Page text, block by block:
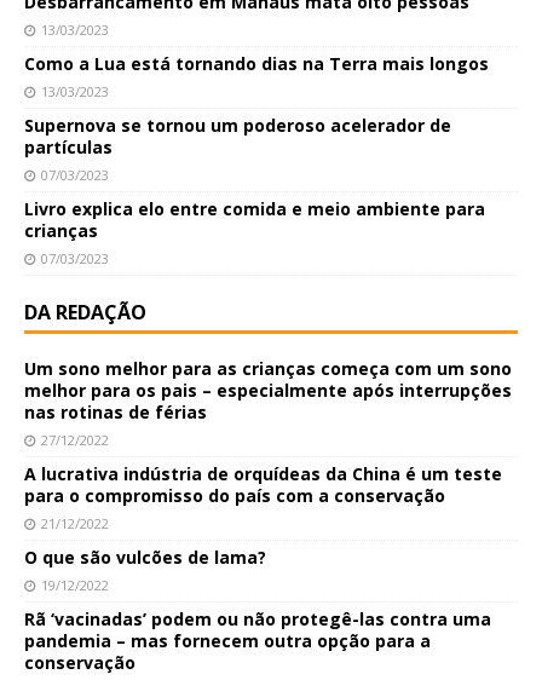
13/03/2023
Como a Lua está tornando dias na Terra mais longos
13/03/2023
Supernova se tornou um poderoso acelerador de
partículas
07/03/2023
Livro explica elo entre comida e meio ambiente para
crianças
07/03/2023
DA REDAÇÃO
Um sono melhor para as crianças começa com um sono
melhor para os pais – especialmente após interrupções
nas rotinas de férias
27/12/2022
A lucrativa indústria de orquídeas da China é um teste
para o compromisso do país com a conservação
21/12/2022
O que são vulcões de lama?
19/12/2022
Rã ‘vacinadas’ podem ou não protegê-las contra uma
pandemia – mas fornecem outra opção para a
conservação